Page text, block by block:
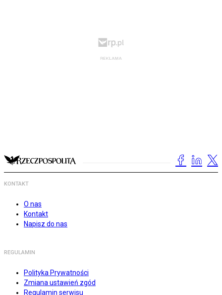
KONTAKT
O nas
Kontakt
Napisz do nas
REGULAMIN
Polityka Prywatności
Zmiana ustawień zgód
Regulamin serwisu